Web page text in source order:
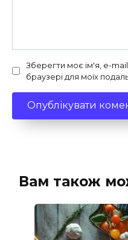
Зберегти моє ім'я, e-
браузері для моїх
Вам також